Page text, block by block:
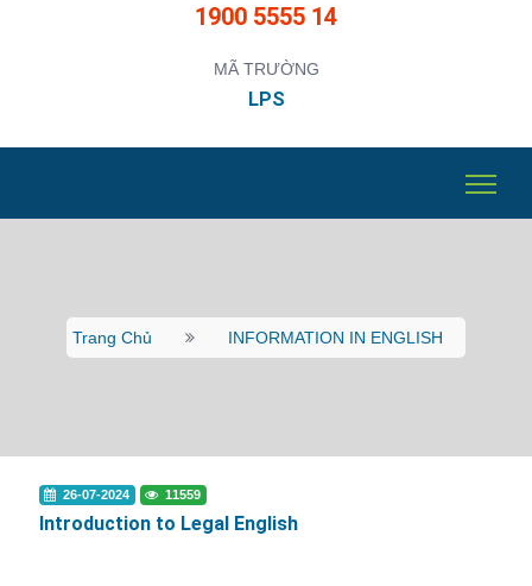
1900 5555 14
MÃ TRƯỜNG
LPS
Trang Chủ INFORMATION IN ENGLISH
26-07-2024 11559
Introduction to Legal English